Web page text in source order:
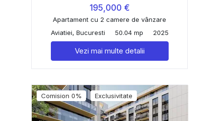
195,000 €
Apartament cu 2 camere de vânzare
Aviatiei, Bucuresti
50.04 mp 2025
Vezi mai multe detalii
Comision 0% Exclusivitate